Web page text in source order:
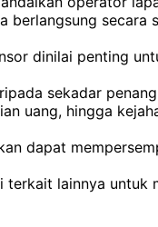
berlangsung secara
dinilai penting
sekadar
uang, hingga
dapat
lainnya